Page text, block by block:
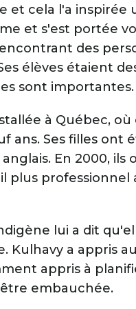
et cela l'a inspirée
et s'est portée
des
élèves étaient
sont importantes.
à Québec, où
ans. Ses filles ont
En 2000, ils
plus professionnel
lui a dit
Kulhavy a appris
appris à
embauchée.